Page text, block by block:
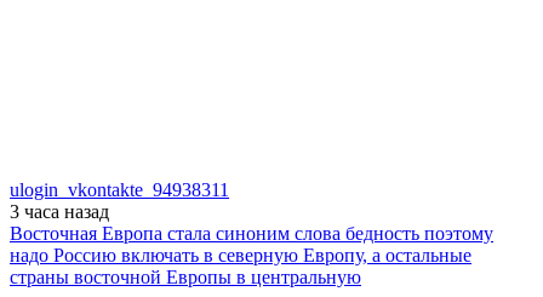
ulogin_vkontakte_94938311
3 часа назад
Восточная Европа стала синоним слова бедность поэтому
надо Россию включать в северную Европу, а остальные
страны восточной Европы в центральную